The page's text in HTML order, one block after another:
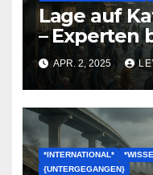
Lage auf
– Experten
Untergangs
APR. 2, 2025
*INTERNATIONAL*
{UNTERGEGANGEN}